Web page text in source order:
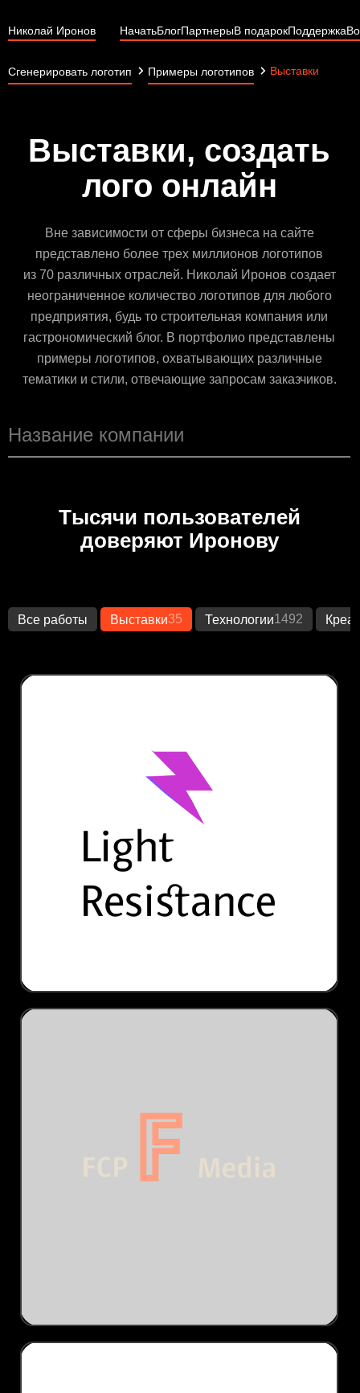
Николай Иронов НачатьБлогПартнерыВ подарокПоддержка
Сгенерировать логотип Примеры логотипов Выставки
Выставки, создать
лого онлайн
Вне зависимости от сферы бизнеса на сайте
представлено более трех миллионов логотипов
из 70 различных отраслей. Николай Иронов создает
неограниченное количество логотипов для любого
предприятия, будь то строительная компания или
гастрономический блог. В портфолио представлены
примеры логотипов, охватывающих различные
тематики и стили, отвечающие запросам заказчиков.
Тысячи пользователей
доверяют Иронову
Все работы Выставки35 Технологии1492